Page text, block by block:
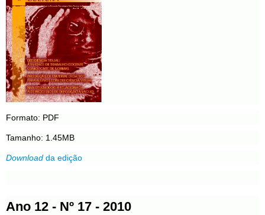
Formato: PDF
Tamanho: 1.45MB
Download da edição
Ano 12 - Nº 17 - 2010